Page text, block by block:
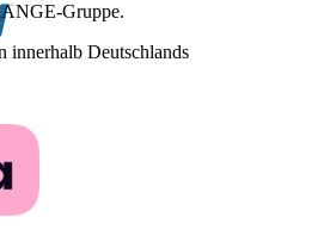
Gruppe.
innerhalb Deutschlands